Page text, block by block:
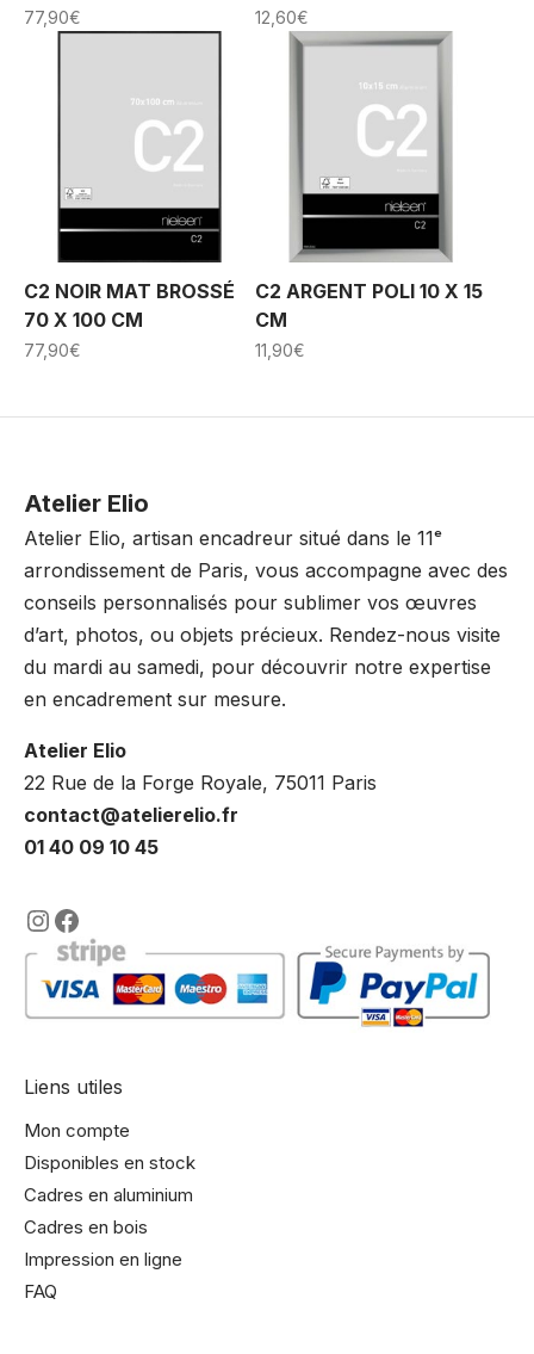
77,90€ 12,60€
C2 NOIR MAT BROSSÉ
70 X 100 CM
77,90€
C2 ARGENT POLI 10 X 15
CM
11,90€
Atelier Elio
Atelier Elio, artisan encadreur situé dans le 11ᵉ
arrondissement de Paris, vous accompagne avec des
conseils personnalisés pour sublimer vos œuvres
d’art, photos, ou objets précieux. Rendez-nous visite
du mardi au samedi, pour découvrir notre expertise
en encadrement sur mesure.
Atelier Elio
22 Rue de la Forge Royale, 75011 Paris
contact@atelierelio.fr
01 40 09 10 45
https://www.instagram.com/
https://www.facebook.com/
Liens utiles
Mon compte
Disponibles en stock
Cadres en aluminium
Cadres en bois
Impression en ligne
FAQ